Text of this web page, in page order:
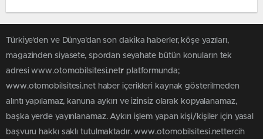
Türkiye'den ve Dünya’dan son dakika haberler, köşe yazıları,
magazinden siyasete, spordan seyahate bütün konuların tek
adresi www.otomobilsitesi.netr platformunda;
www.otomobilsitesi.net haber içerikleri kaynak gösterilmeden
alıntı yapılamaz, kanuna aykırı ve izinsiz olarak kopyalanamaz,
başka yerde yayınlanamaz. Aykırı işlem yapan kişi/kişiler için yasal
başvuru hakkı saklı tutulmaktadır. www.otomobilsitesi.nettercih